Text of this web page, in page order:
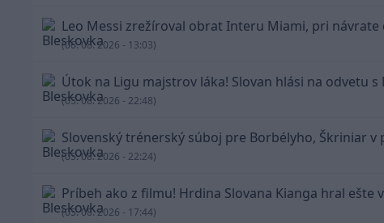
Leo Messi zrežíroval obrat Interu Miami, pri
(06. 08. 2026 - 13:03)
Útok na Ligu majstrov láka! Slovan hlási na odvetu
(05. 08. 2026 - 22:48)
Slovenský trénerský súboj pre Borbélyho, Škriniar
(05. 08. 2026 - 22:24)
Príbeh ako z filmu! Hrdina Slovana Kianga hral ešte
(05. 08. 2026 - 17:44)